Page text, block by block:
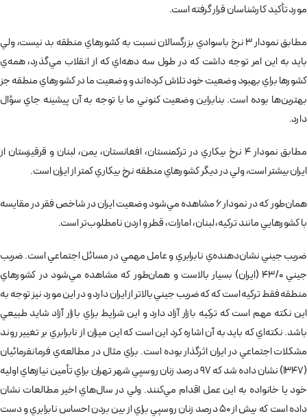
مورد تأكيد كارشناسان قرار گرفته است.
مطابق نمودار 3 نرخ باسوادي بزرگسالان نسبت به كشورهاي منطقه بد نيست، ولي
بايد به اين امر توجه داشت كه در طول سه دهه‌اي كه از انقلاب مي‌گذرد، همه‌ي
كشورها براي بهبود وضعيت خود تلاش كرده‌اند و وضعيت ما در كشورهاي منطقه جز
بهترين‌ها بوده است. بنابراين وضعيت كنوني ما با توجه به آن پيشينه جاي سؤال
دارد.
مطابق نمودار 4 نرخ بيكاري در تركمنستان، افغانستان، يمن، لبنان و قرقيزستان از
ايران بيشتر است، ولي در ديگر كشورهاي منطقه نرخ بيكاري كمتر از ايران است.
همان‌طور كه در نمودار 6 مشاهده مي‌شود وضعيت ايران در شاخص فقر در مقايسه
با كشورهايي مانند تركيه، لبنان، امارات، قطر و اردن نامطلوب‌تر است.
ضريب جيني نشان‌دهنده‌ي نابرابري و عامل مهمي در مسائل اجتماعي است. ضريب
جيني 43/0 (ايران) بسيار بالاست و همان‌طور كه مشاهده مي‌شود در كشورهاي
منطقه فقط تركيه است كه كه ضريب جيني بالاتر از ايران دارد و در اين مورد نيز توجه به
اين نكته مهم است كه تركيه بازار آزاد دارد و اين شرايط براي بازار آزاد شايد طبيعي
باشد. نكته‌اي كه بايد به آن اشاره كرد اين است كه اين ميزان از نابرابري بر تغيير روند
مشكلات اجتماعي در ايران اثرگذار بوده است. براي مثال در مطالعه‌ي فرمانفرمائيان
(1347) نشان داده شد كه 97 درصد زنان روسپي شهر تهران براي تأمين نيازهاي اوليه
خود يا خانواده به اين عمل اقدام مي‌كنند. ولي در سال‌هاي اخير مطالعات نشان
داده است كه بيش از 50 درصد زنان روسپي براي از بين بردن احساس نابرابري و دست